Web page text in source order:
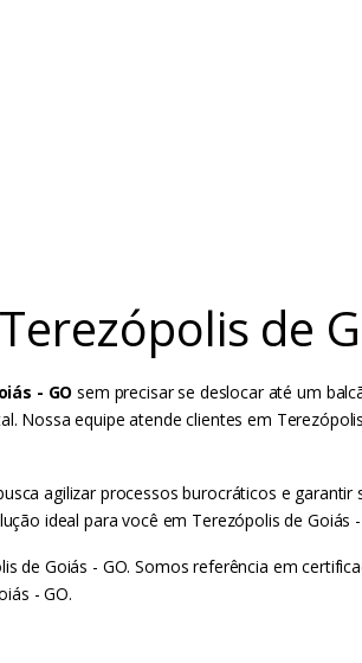
de
- GO sem precisar se deslocar até um
equipe atende clientes em
agilizar processos burocráticos e
ideal para você em Terezópolis de Goiás
de Goiás - GO. Somos referência em
- GO.